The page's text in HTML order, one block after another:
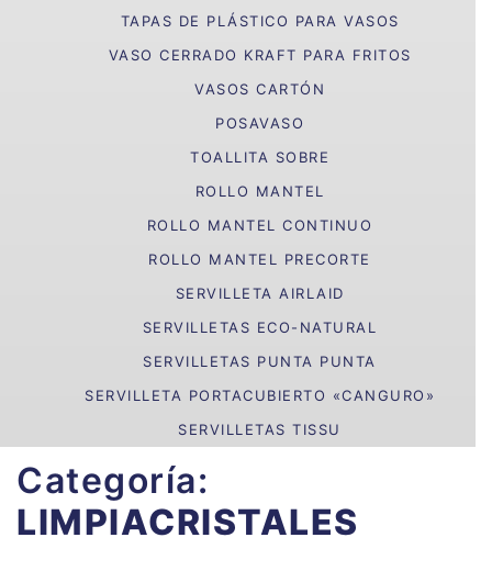
TAPAS DE PLÁSTICO PARA VASOS
VASO CERRADO KRAFT PARA FRITOS
VASOS CARTÓN
POSAVASO
TOALLITA SOBRE
ROLLO MANTEL
ROLLO MANTEL CONTINUO
ROLLO MANTEL PRECORTE
SERVILLETA AIRLAID
SERVILLETAS ECO-NATURAL
SERVILLETAS PUNTA PUNTA
SERVILLETA PORTACUBIERTO «CANGURO»
SERVILLETAS TISSU
Categoría:
LIMPIACRISTALES